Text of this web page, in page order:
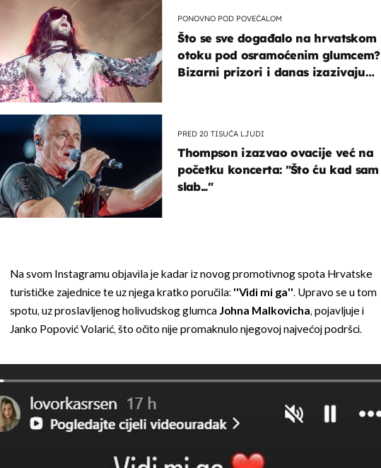
PONOVNO POD POVEĆALOM
Što se sve događalo na hrvatskom
otoku pod osramoćenim glumcem?
Bizarni prizori i danas izazivaju
PRED 20 TISUĆA LJUDI
Thompson izazvao ovacije već na
početku koncerta: "Što ću kad sam
slab..."
Na svom Instagramu objavila je kadar iz novog promotivnog spota Hrvatske
turističke zajednice te uz njega kratko poručila: ''Vidi mi ga''. Upravo se u tom
spotu, uz proslavljenog holivudskog glumcaJohna Malkovicha, pojavljuje i
Janko Popović Volarić, što očito nije promaknulo njegovoj najvećoj podršci.